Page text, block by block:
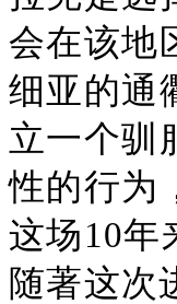
会在该地
细亚的通
立一个驯
性的行为
这场10年
随著这次